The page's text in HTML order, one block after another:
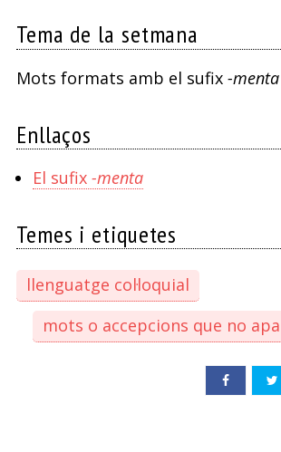
Tema de la setmana
Mots formats amb el sufix -menta
Enllaços
El sufix -menta
Temes i etiquetes
llenguatge col·loquial
mots o accepcions que no